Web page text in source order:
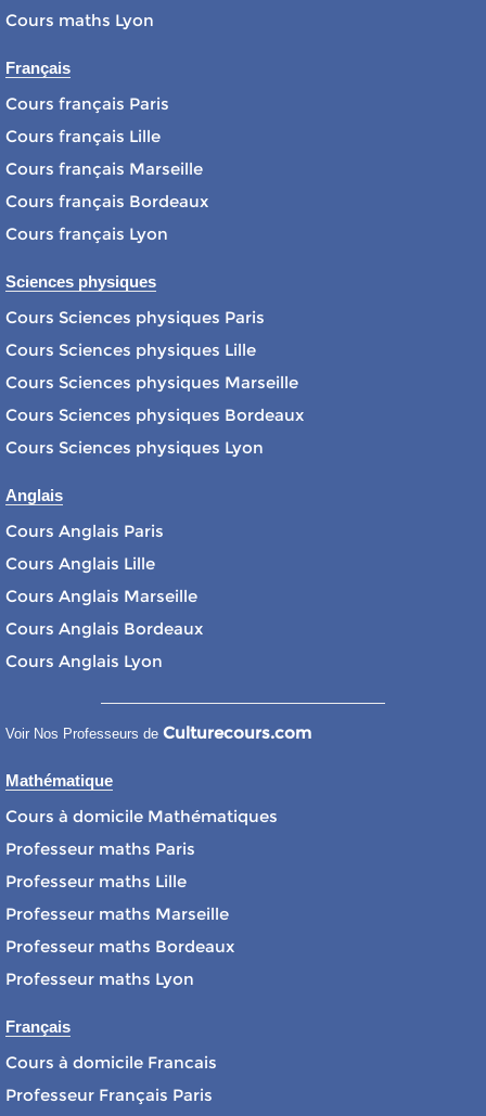
Cours maths Lyon
Français
Cours français Paris
Cours français Lille
Cours français Marseille
Cours français Bordeaux
Cours français Lyon
Sciences physiques
Cours Sciences physiques Paris
Cours Sciences physiques Lille
Cours Sciences physiques Marseille
Cours Sciences physiques Bordeaux
Cours Sciences physiques Lyon
Anglais
Cours Anglais Paris
Cours Anglais Lille
Cours Anglais Marseille
Cours Anglais Bordeaux
Cours Anglais Lyon
Voir Nos Professeurs de Culturecours.com
Mathématique
Cours à domicile Mathématiques
Professeur maths Paris
Professeur maths Lille
Professeur maths Marseille
Professeur maths Bordeaux
Professeur maths Lyon
Français
Cours à domicile Francais
Professeur Français Paris